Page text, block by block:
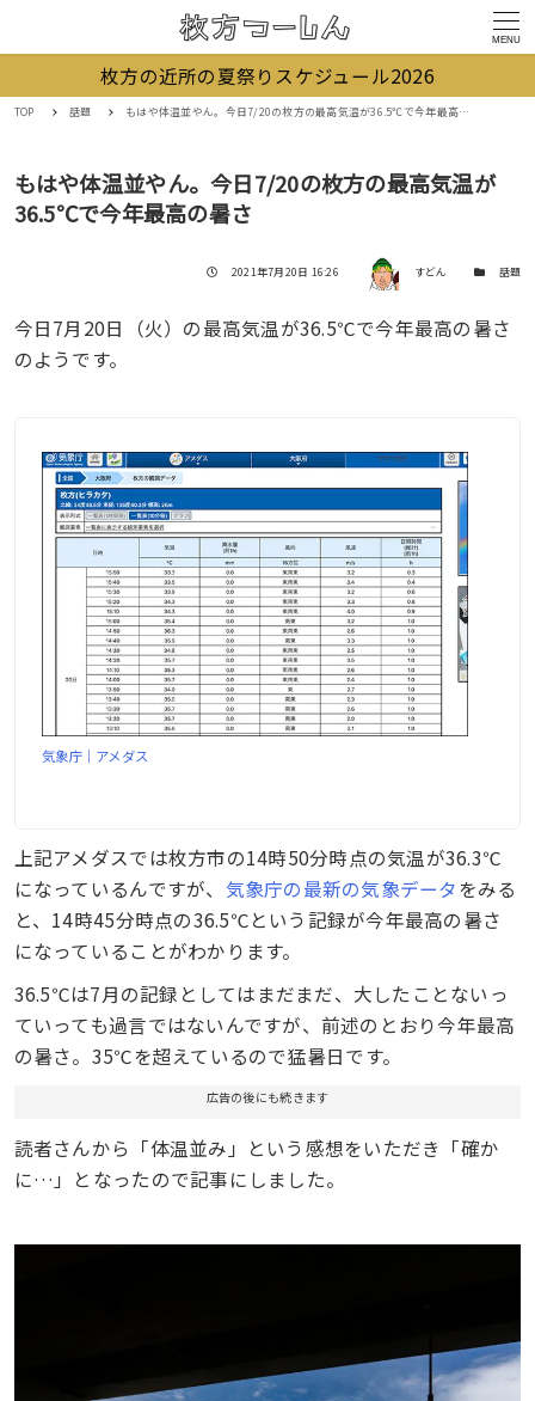
MENU
枚方の近所の夏祭りスケジュール2026
TOP 話題 もはや体温並やん。今日7/20の枚方の最高気温が36.5℃で今年最高の暑さ
もはや体温並やん。今日7/20の枚方の最高気温が
36.5℃で今年最高の暑さ
投稿日
2021年7月20日 16:26 著者 すどん カテゴリー
話題
今日7月20日（火）の最高気温が36.5℃で今年最高の暑さ
のようです。
気象庁｜アメダス
上記アメダスでは枚方市の14時50分時点の気温が36.3℃
になっているんですが、 気象庁の最新の気象データ をみる
と、14時45分時点の36.5℃という記録が今年最高の暑さ
になっていることがわかります。
36.5℃は7月の記録としてはまだまだ、大したことないっ
ていっても過言ではないんですが、前述のとおり今年最高
の暑さ。35℃を超えているので猛暑日です。
広告の後にも続きます
読者さんから「体温並み」という感想をいただき「確か
に…」となったので記事にしました。